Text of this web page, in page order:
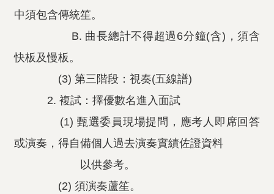
中須包含傳統笙。
B. 曲長總計不得超過6分鐘(含)，須含
快板及慢板。
(3) 第三階段：視奏(五線譜)
2. 複試：擇優數名進入面試
(1) 甄選委員現場提問，應考人即席回答
或演奏，得自備個人過去演奏實績佐證資料
以供參考。
(2) 須演奏蘆笙。